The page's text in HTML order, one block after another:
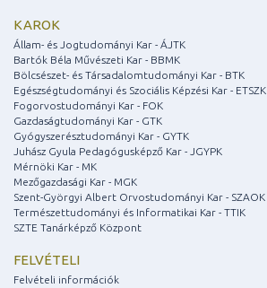
KAROK
Állam- és Jogtudományi Kar - ÁJTK
Bartók Béla Művészeti Kar - BBMK
Bölcsészet- és Társadalomtudományi Kar - BTK
Egészségtudományi és Szociális Képzési Kar - ETSZK
Fogorvostudományi Kar - FOK
Gazdaságtudományi Kar - GTK
Gyógyszerésztudományi Kar - GYTK
Juhász Gyula Pedagógusképző Kar - JGYPK
Mérnöki Kar - MK
Mezőgazdasági Kar - MGK
Szent-Györgyi Albert Orvostudományi Kar - SZAOK
Természettudományi és Informatikai Kar - TTIK
SZTE Tanárképző Központ
FELVÉTELI
Felvételi információk